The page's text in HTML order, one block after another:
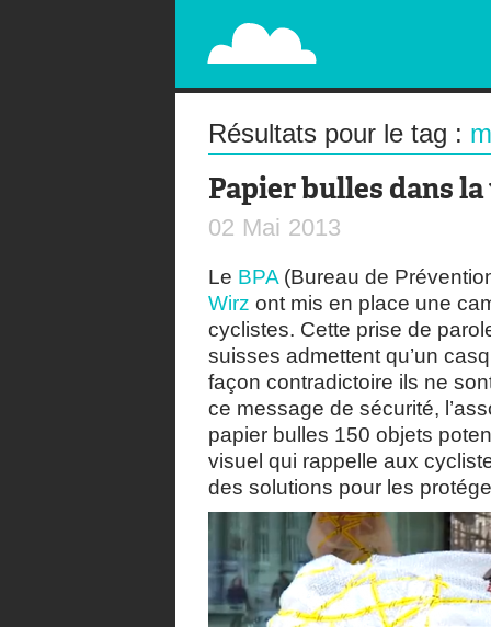
PAPERPLANE
STREET, AMBIENT, GUÉRILLA MARKETING
Résultats pour le tag :
Papier bulles dans
02 Mai 2013
Le BPA (Bureau de
Wirz ont mis en place une
cyclistes. Cette prise de
suisses admettent qu’un
façon contradictoire ils ne
ce message de sécurité,
papier bulles 150 objets
visuel qui rappelle aux
des solutions pour les